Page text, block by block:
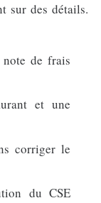
sur des détails.
de frais
et une
corriger le
du CSE